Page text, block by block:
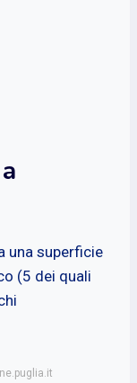
una superficie
(5 dei quali